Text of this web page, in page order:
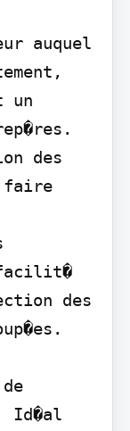
auquel
un
des
faire
facilit�
des
Id�al